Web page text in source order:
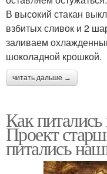
В высокий стакан
взбитых сливок и 2
заливаем
шоколадной крошкой.
читать дальше →
Как
Проект
питались